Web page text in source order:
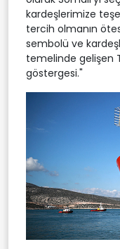
kardeşlerimize
tercih olmanın
sembolü ve
temelinde gelişen
göstergesi."